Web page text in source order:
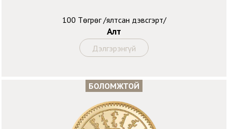
100 Төгрөг /ялтсан дэвсгэрт/
Алт
Дэлгэрэнгүй
БОЛОМЖТОЙ